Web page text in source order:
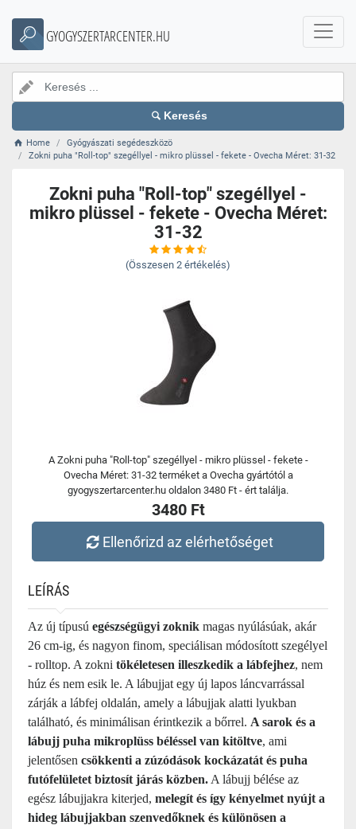
GYOGYSZERTARCENTER.HU
Keresés
Home
Gyógyászati segédeszközö
Zokni puha "Roll-top" szegéllyel - mikro plüssel - fekete - Ovecha Méret: 31-32
Zokni puha "Roll-top" szegéllyel -
mikro plüssel - fekete - Ovecha Méret:
31-32
(Összesen 2 értékelés)
A Zokni puha "Roll-top" szegéllyel - mikro plüssel - fekete -
Ovecha Méret: 31-32 terméket a Ovecha gyártótól a
gyogyszertarcenter.hu oldalon 3480 Ft - ért találja.
3480 Ft
Ellenőrizd az elérhetőséget
LEÍRÁS
Az új típusú egészségügyi zoknik magas nyúlásúak, akár
26 cm-ig, és nagyon finom, speciálisan módosított szegélyel
- rolltop. A zokni tökéletesen illeszkedik a lábfejhez, nem
húz és nem esik le. A lábujjat egy új lapos láncvarrással
zárják a lábfej oldalán, amely a lábujjak alatti lyukban
található, és minimálisan érintkezik a bőrrel. A sarok és a
lábujj puha mikroplüss béléssel van kitöltve, ami
jelentősen csökkenti a zúzódások kockázatát és puha
futófelületet biztosít járás közben. A lábujj bélése az
egész lábujjakra kiterjed, melegít és így kényelmet nyújt a
hideg lábujjakban szenvedőknek és különösen a